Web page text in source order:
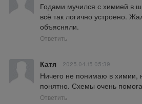
Годами мучился с химией в
всё так логично устроено.
объясняли.
Ответить
Катя 2025.04.15 05:39
Ничего не понимаю в химии,
понятно. Схемы очень
Ответить